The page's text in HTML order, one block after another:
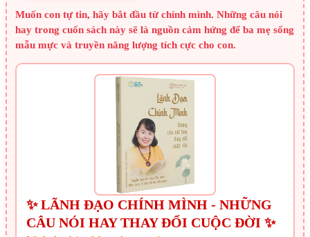
Muốn con tự tin, hãy bắt đầu từ chính mình. Những câu nói
hay trong cuốn sách này sẽ là nguồn cảm hứng để ba mẹ sống
mẫu mực và truyền năng lượng tích cực cho con.
✨ LÃNH ĐẠO CHÍNH MÌNH - NHỮNG
CÂU NÓI HAY THAY ĐỔI CUỘC ĐỜI ✨